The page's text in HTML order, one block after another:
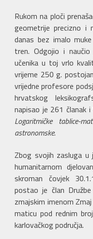
Rukom na ploči
geometrije precizno i
danas bez imalo
tren. Odgojio i
učenika u toj vrlo
vrijeme 250 g.
vrijedne profesore
hrvatskog
napisao je 261 članak
Logaritmičke tablice-
astronomske.
Zbog svojih zasluga u
humanitarnom
skroman čovjek
postao je član Družbe
zmajskim imenom
maticu pod rednim
karlovačkog područja.